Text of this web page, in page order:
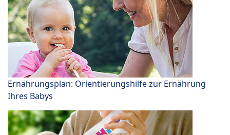
Ernährungsplan: Orientierungshilfe zur Ernährung
Ihres Babys